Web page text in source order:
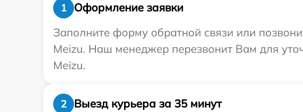
1
Оформление заявки
Заполните форму обратной связи или
Meizu. Наш менеджер перезвонит Вам для
Meizu.
2
Выезд курьера за 35 минут